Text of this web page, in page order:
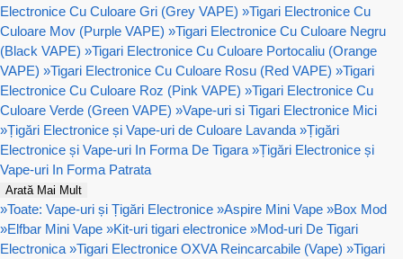
Electronice Cu Culoare Gri (Grey VAPE) »Tigari Electronice Cu
Culoare Mov (Purple VAPE) »Tigari Electronice Cu Culoare Negru
(Black VAPE) »Tigari Electronice Cu Culoare Portocaliu (Orange
VAPE) »Tigari Electronice Cu Culoare Rosu (Red VAPE) »Tigari
Electronice Cu Culoare Roz (Pink VAPE) »Tigari Electronice Cu
Culoare Verde (Green VAPE) »Vape-uri si Tigari Electronice Mici
»Țigări Electronice și Vape-uri de Culoare Lavanda »Țigări
Electronice și Vape-uri In Forma De Tigara »Țigări Electronice și
Vape-uri In Forma Patrata
Arată Mai Mult
»Toate: Vape-uri și Țigări Electronice »Aspire Mini Vape »Box Mod
»Elfbar Mini Vape »Kit-uri tigari electronice »Mod-uri De Tigari
Electronica »Tigari Electronice OXVA Reincarcabile (Vape) »Tigari